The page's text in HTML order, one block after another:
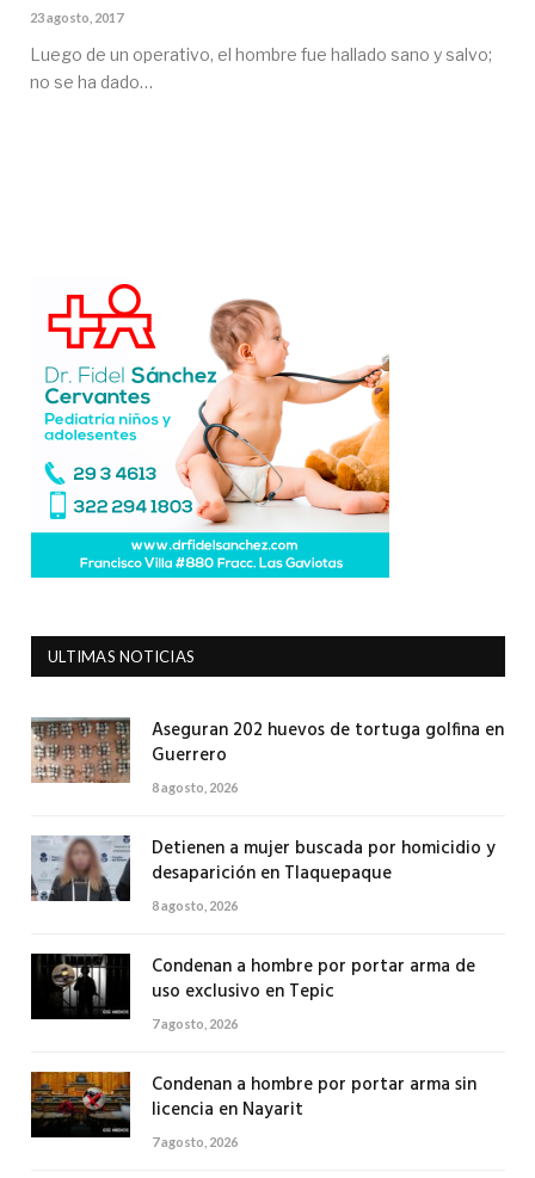
23 agosto, 2017
Luego de un operativo, el hombre fue hallado sano y salvo;
no se ha dado…
ULTIMAS NOTICIAS
Aseguran 202 huevos de tortuga golfina en
Guerrero
8 agosto, 2026
Detienen a mujer buscada por homicidio y
desaparición en Tlaquepaque
8 agosto, 2026
Condenan a hombre por portar arma de
uso exclusivo en Tepic
7 agosto, 2026
Condenan a hombre por portar arma sin
licencia en Nayarit
7 agosto, 2026